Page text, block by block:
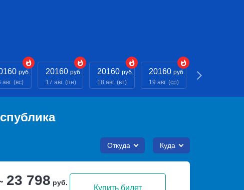
руб.
авг. (вс)
20160 руб.
17 авг. (пн)
20160 руб.
18 авг. (вт)
20160 руб.
19 авг. (ср)
Откуда Куда
23 798 руб.
Купить билет